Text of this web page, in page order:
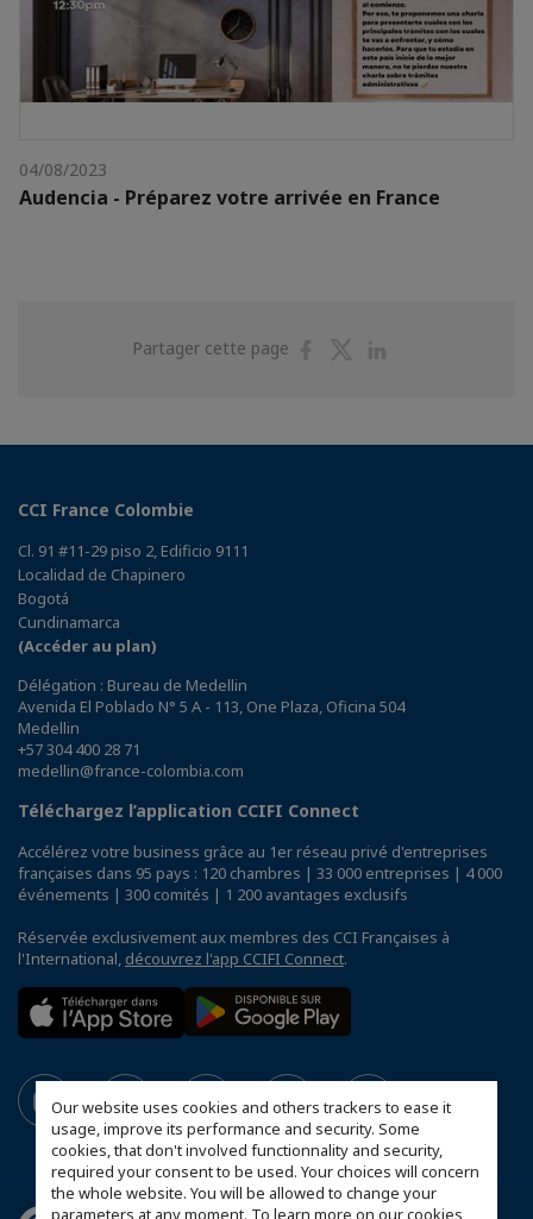
Our website uses cookies and others trackers to ease it
usage, improve its performance and security. Some
cookies, that don't involved functionnality and security,
required your consent to be used. Your choices will concern
the whole website. You will be allowed to change your
parameters at any moment. To learn more on our cookies
04/08/2023
Audencia - Préparez votre arrivée en France
Partager cette page
PartagerPartager
CCI France Colombie
Cl. 91 #11-29 piso 2, Edificio 9111
Localidad de Chapinero
Bogotá
Cundinamarca
(Accéder au plan)
Délégation : Bureau de Medellin
Avenida El Poblado N° 5 A - 113, One Plaza, Oficina 504
Medellin
+57 304 400 28 71
medellin@france-colombia.com
Téléchargez l’application CCIFI Connect
Accélérez votre business grâce au 1er réseau privé d'entreprises
françaises dans 95 pays : 120 chambres | 33 000 entreprises | 4 000
événements | 300 comités | 1 200 avantages exclusifs
Réservée exclusivement aux membres des CCI Françaises à
l'International, découvrez l'app CCIFI Connect.